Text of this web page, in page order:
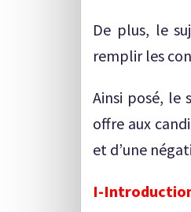
De plus, le
remplir les
Ainsi posé, le
offre aux
et d’une
I-